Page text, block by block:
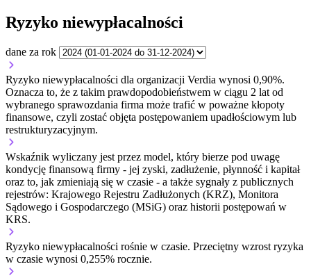
Ryzyko niewypłacalności
dane za rok
Ryzyko niewypłacalności dla organizacji Verdia wynosi 0,90%.
Oznacza to, że z takim prawdopodobieństwem w ciągu 2 lat od
wybranego sprawozdania firma może trafić w poważne kłopoty
finansowe, czyli zostać objęta postępowaniem upadłościowym lub
restrukturyzacyjnym.
Wskaźnik wyliczany jest przez model, który bierze pod uwagę
kondycję finansową firmy - jej zyski, zadłużenie, płynność i kapitał
oraz to, jak zmieniają się w czasie - a także sygnały z publicznych
rejestrów: Krajowego Rejestru Zadłużonych (KRZ), Monitora
Sądowego i Gospodarczego (MSiG) oraz historii postępowań w
KRS.
Ryzyko niewypłacalności rośnie w czasie. Przeciętny wzrost ryzyka
w czasie wynosi 0,255% rocznie.